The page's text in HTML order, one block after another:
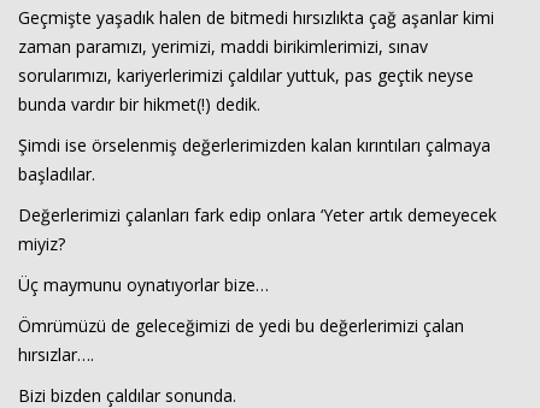
Geçmişte yaşadık halen de bitmedi hırsızlıkta çağ aşanlar kimi
zaman paramızı, yerimizi, maddi birikimlerimizi, sınav
sorularımızı, kariyerlerimizi çaldılar yuttuk, pas geçtik neyse
bunda vardır bir hikmet(!) dedik.
Şimdi ise örselenmiş değerlerimizden kalan kırıntıları çalmaya
başladılar.
Değerlerimizi çalanları fark edip onlara ‘Yeter artık demeyecek
miyiz?
Üç maymunu oynatıyorlar bize…
Ömrümüzü de geleceğimizi de yedi bu değerlerimizi çalan
hırsızlar….
Bizi bizden çaldılar sonunda.